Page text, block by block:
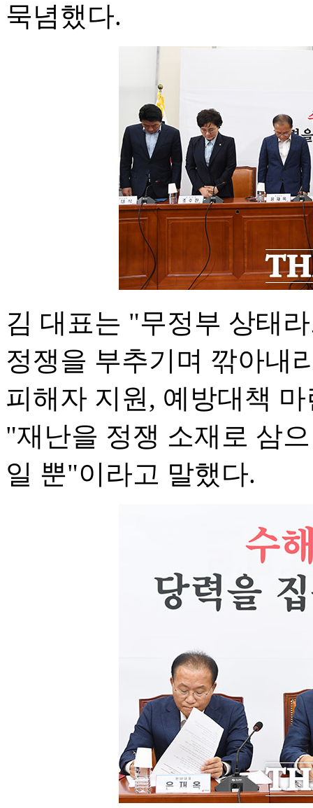
묵념했다.
김 대표는 "무정부 상태
정쟁을 부추기며 깎아내
피해자 지원, 예방대책
"재난을 정쟁 소재로 삼
일 뿐"이라고 말했다.